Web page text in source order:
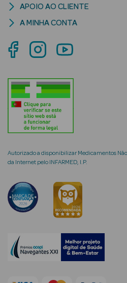
Lábios
Solares Bebé e
Criança
Rosto e
Cosmética
Hidratantes
Séruns Faciais
Creme de Olhos
Autorizado a disponibilizar Medicamentos
da Internet pelo INFARMED, I.P.
APOIO AO CLIENTE
A MINHA CONTA